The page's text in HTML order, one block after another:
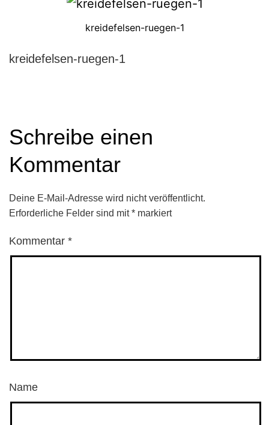
kreidefelsen-ruegen-1
kreidefelsen-ruegen-1
Schreibe einen
Kommentar
Deine E-Mail-Adresse wird nicht veröffentlicht.
Erforderliche Felder sind mit* markiert
Kommentar *
Name